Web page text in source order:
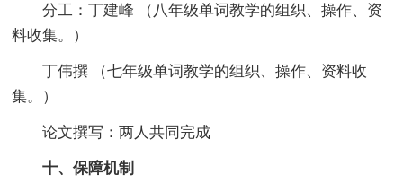
分工：丁建峰 （八年级单词教学的组织、操作、资
料收集。）
丁伟撰 （七年级单词教学的组织、操作、资料收
集。）
论文撰写：两人共同完成
十、保障机制